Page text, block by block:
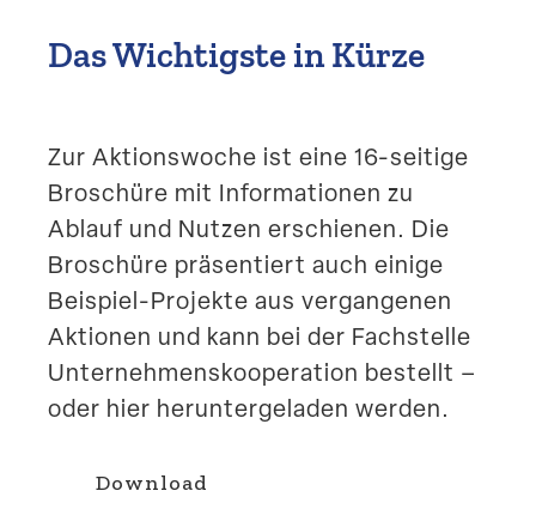
Das Wichtigste in Kürze
Zur Aktions­woche ist eine 16-seitige
Broschüre mit Infor­ma­tionen zu
Ablauf und Nutzen erschienen. Die
Broschüre präsen­tiert auch einige
Beispiel-Projekte aus vergan­genen
Aktionen und kann bei der Fachstelle
Unter­neh­mens­ko­ope­ration bestellt –
oder hier herun­ter­ge­laden werden.
Download